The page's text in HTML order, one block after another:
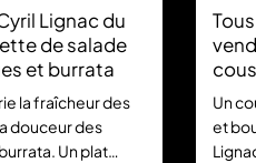
Lignac du
de salade
et burrata
la fraîcheur des
douceur des
Un plat
Un
et